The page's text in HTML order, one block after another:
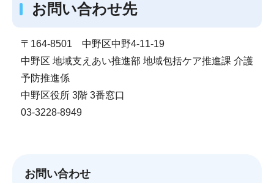
お問い合わせ先
〒164-8501 中野区中野4-11-19
中野区 地域支えあい推進部 地域包括ケア推進課 介護
予防推進係
中野区役所 3階 3番窓口
03-3228-8949
お問い合わせ